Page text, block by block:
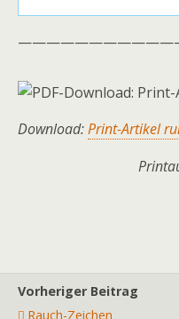
Download:Print-Artikel
Vorheriger Beitrag
Rauch-Zeichen